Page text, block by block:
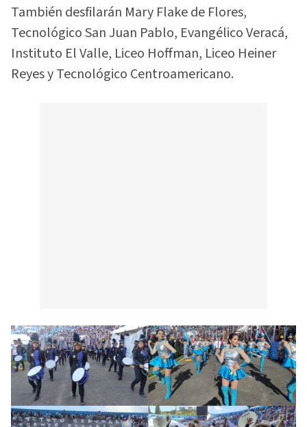
También desfilarán Mary Flake de Flores,
Tecnológico San Juan Pablo, Evangélico Veracá,
Instituto El Valle, Liceo Hoffman, Liceo Heiner
Reyes y Tecnológico Centroamericano.